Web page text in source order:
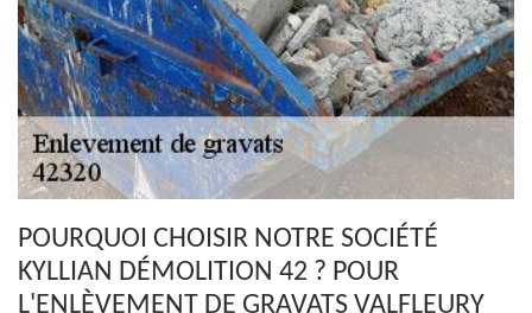
POURQUOI CHOISIR NOTRE SOCIÉTÉ
KYLLIAN DÉMOLITION 42 ? POUR
L'ENLÈVEMENT DE GRAVATS VALFLEURY